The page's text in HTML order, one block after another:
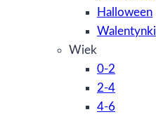
Halloween
Walentynki
Wiek
0-2
2-4
4-6